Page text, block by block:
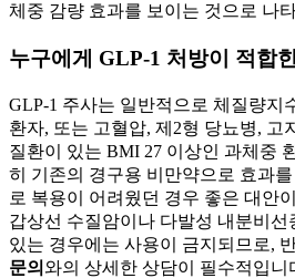
체중 감량 효과를 보이는 것으로 나
누구에게 GLP-1 처방이 적합
GLP-1 주사는 일반적으로 체질량지
환자, 또는 고혈압, 제2형 당뇨병, 고
질환이 있는 BMI 27 이상인 과체중
히 기존의 경구용 비만약으로 효과
로 복용이 어려웠던 경우 좋은 대안
갑상선 수질암이나 다발성 내분비선
있는 경우에는 사용이 금지되므로,
문의 와의 상세한 상담이 필수적입니